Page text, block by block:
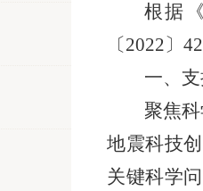
根据
〔2022〕
一、
聚焦
地震科技
关键科学